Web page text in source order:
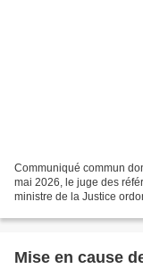
Communiqué commun
mai 2026, le juge des
ministre de la Justice
Mise en cause